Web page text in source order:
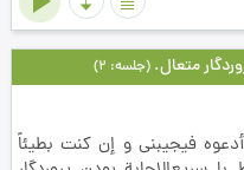
متعال. (جلسه: 2)
فيجيبني و إن كنت بطيئاً